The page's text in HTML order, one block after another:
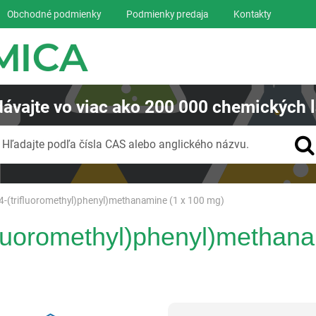
(trifluoromethyl)phenyl)methanamine (1 x 100 mg)
Obchodné podmienky Podmienky predaja Kontakty
vo viac ako200 000 chemických
Hľadajte podľa čísla CAS alebo anglického názvu.